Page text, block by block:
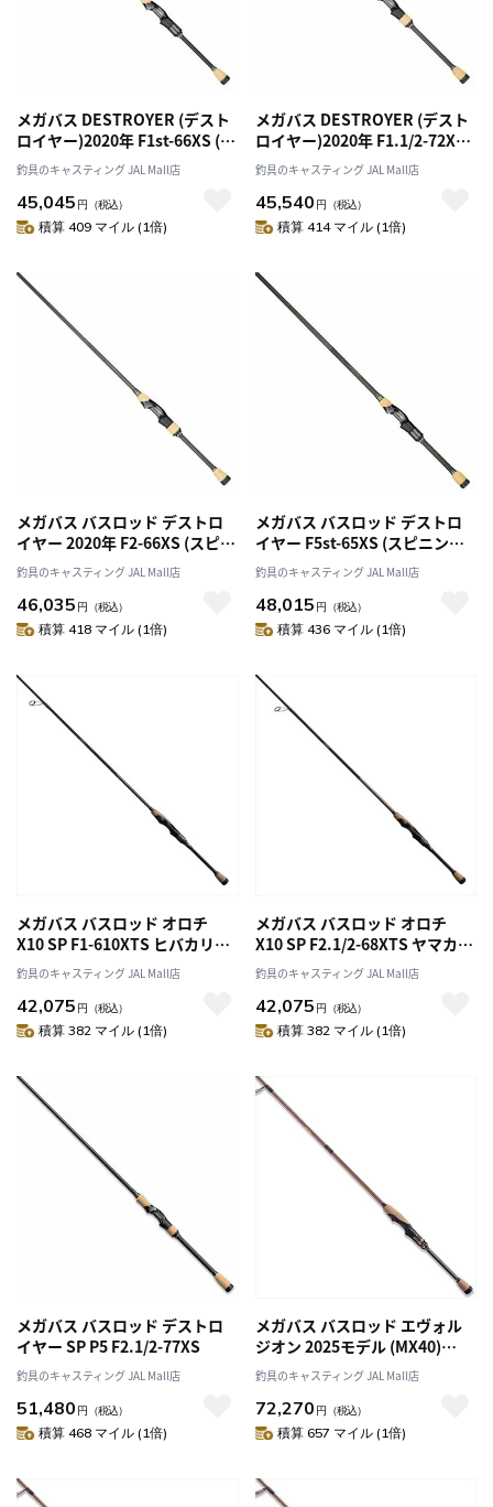
メガバス DESTROYER (デスト
ロイヤー)2020年 F1st-66XS (ス
ピニング 1ピース)
釣具のキャスティング JAL Mall店
45,045 円 （税込）
積算 409 マイル (1倍)
メガバス DESTROYER (デスト
ロイヤー)2020年 F1.1/2-72XS
(スピニング 1ピース)
釣具のキャスティング JAL Mall店
45,540 円 （税込）
積算 414 マイル (1倍)
メガバス バスロッド デストロ
イヤー 2020年 F2-66XS (スピニ
ング 1ピース)
釣具のキャスティング JAL Mall店
46,035 円 （税込）
積算 418 マイル (1倍)
メガバス バスロッド デストロ
イヤー F5st-65XS (スピニング 1
ピース)
釣具のキャスティング JAL Mall店
48,015 円 （税込）
積算 436 マイル (1倍)
メガバス バスロッド オロチ
X10 SP F1-610XTS ヒバカリ
(スピニング)
釣具のキャスティング JAL Mall店
42,075 円 （税込）
積算 382 マイル (1倍)
メガバス バスロッド オロチ
X10 SP F2.1/2-68XTS ヤマカガ
シ (スピニング)
釣具のキャスティング JAL Mall店
42,075 円 （税込）
積算 382 マイル (1倍)
メガバス バスロッド デストロ
イヤー SP P5 F2.1/2-77XS
釣具のキャスティング JAL Mall店
51,480 円 （税込）
積算 468 マイル (1倍)
メガバス バスロッド エヴォル
ジオン 2025モデル (MX40)
F1.1/2-610ti-S (スピニング 1ピ
ース)
釣具のキャスティング JAL Mall店
72,270 円 （税込）
積算 657 マイル (1倍)